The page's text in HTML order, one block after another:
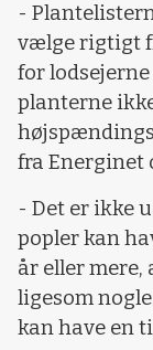
-
vælge rigtigt
for
planterne
fra
- Det er ikke
popler kan
år eller mere,
ligesom
kan have en